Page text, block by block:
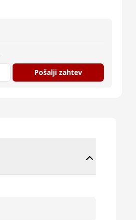
Pošalji zahtev